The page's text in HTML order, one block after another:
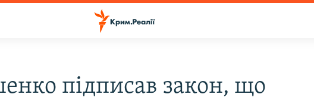
підписав закон, що